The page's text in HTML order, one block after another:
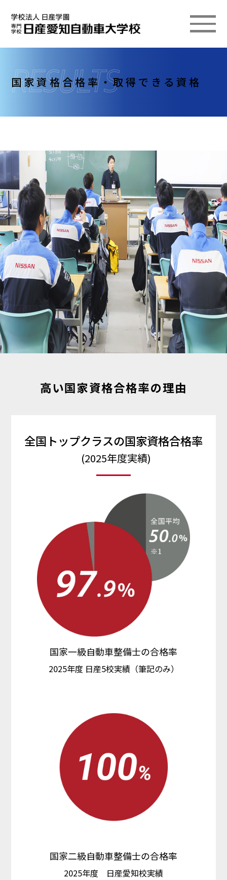
国家資格合格率・取得できる資格
高い国家資格合格率の理由
全国トップクラスの国家資格合格率
(2025年度実績)
国家一級自動車整備士の合格率
2025年度 日産5校実績（筆記のみ）
国家二級自動車整備士の合格率
2025年度 日産愛知校実績